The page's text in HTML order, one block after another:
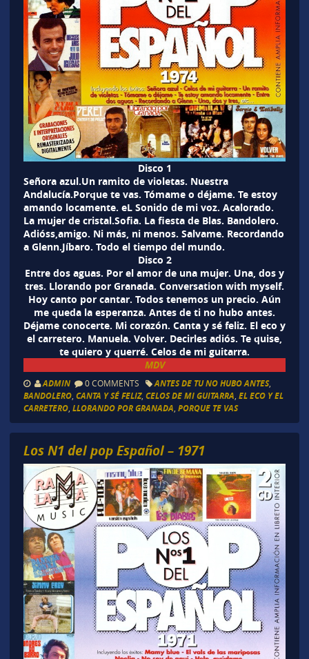
Disco 1
Señora azul.Un ramito de violetas. Nuestra
Andalucía.Porque te vas. Tómame o déjame. Te estoy
amando locamente. eL Sonido de mi voz. Acalorado.
La mujer de cristal.Sofia. La fiesta de Blas. Bandolero.
Adióss,amigo. Ni más, ni menos. Salvame. Recordando
a Glenn.Jíbaro. Todo el tiempo del mundo.
Disco 2
Entre dos aguas. Por el amor de una mujer. Una, dos y
tres. Llorando por Granada. Conversation with myself.
Hoy canto por cantar. Todos tenemos un precio. Aún
me queda la esperanza. Antes de ti no hubo antes.
Déjame conocerte. Mi corazón. Canta y sé feliz. El eco y
el carretero. Manuela. Volver. Decirles adiós. Te quise,
te quiero y querré. Celos de mi guitarra.
MDV
ADMIN 0 COMMENTS ANTES DE TU NO HUBO ANTES,
BANDOLERO, CANTA Y SÉ FELIZ, CELOS DE MI GUITARRA EL ECO Y EL
CARRETERO, LLORANDO POR GRANADA PORQUE TE VAS
Los N1 del pop Español – 1971